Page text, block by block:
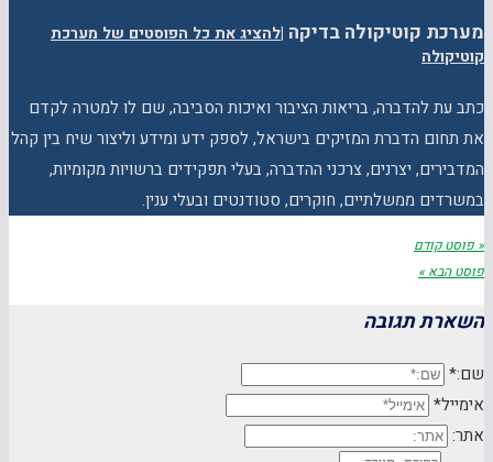
מערכת קוטיקולה בדיקה |להציג את כל הפוסטים של מערכת
קוטיקולה
כתב עת להדברה, בריאות הציבור ואיכות הסביבה, שם לו למטרה לקדם
את תחום הדברת המזיקים בישראל, לספק ידע ומידע וליצור שיח בין קהל
המדבירים, יצרנים, צרכני ההדברה, בעלי תפקידים ברשויות מקומיות,
במשרדים ממשלתיים, חוקרים, סטודנטים ובעלי ענין.
« פוסט קודם
פוסט הבא »
השארת תגובה
שם:*
אימייל*
אתר: